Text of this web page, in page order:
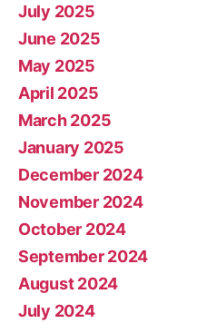
July 2025
June 2025
May 2025
April 2025
March 2025
January 2025
December 2024
November 2024
October 2024
September 2024
August 2024
July 2024